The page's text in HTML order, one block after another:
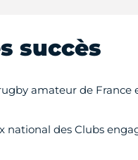
succès
amateur de France
des Clubs